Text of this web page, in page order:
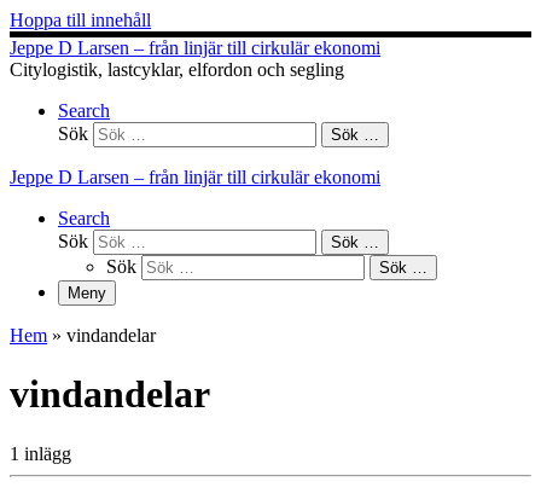
Hoppa till innehåll
Jeppe D Larsen – från linjär till cirkulär ekonomi
Citylogistik, lastcyklar, elfordon och segling
Search
Sök
Sök …
Jeppe D Larsen – från linjär till cirkulär ekonomi
Search
Sök
Sök …
Sök
Sök …
Meny
Hem » vindandelar
vindandelar
1 inlägg